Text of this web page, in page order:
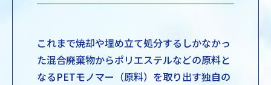
これまで焼却や埋め立て処分するしかなかっ
た混合廃棄物からポリエステルなどの原料と
なるPETモノマー（原料）を取り出す独自の